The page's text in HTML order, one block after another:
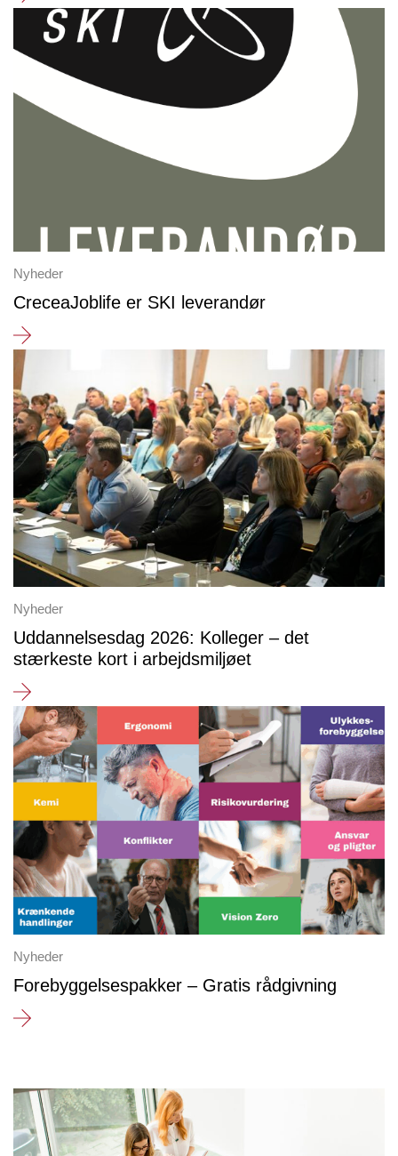
Nyheder
CreceaJoblife er SKI leverandør
Nyheder
Uddannelsesdag 2026: Kolleger – det
stærkeste kort i arbejdsmiljøet
Nyheder
Forebyggelsespakker – Gratis rådgivning